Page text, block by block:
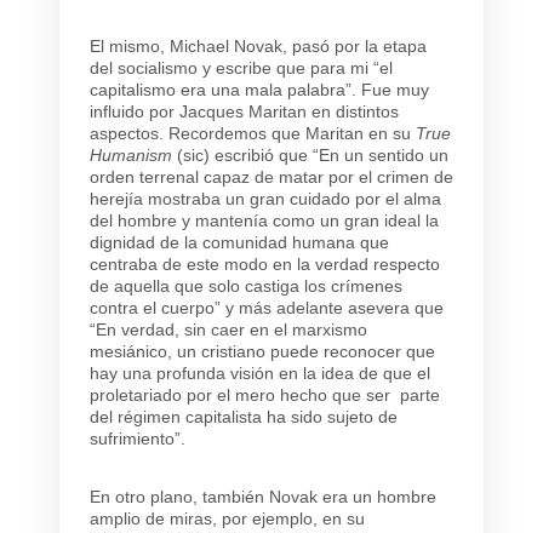
El mismo, Michael Novak, pasó por la etapa
del socialismo y escribe que para mi “el
capitalismo era una mala palabra”. Fue muy
influido por Jacques Maritan en distintos
aspectos. Recordemos que Maritan en su True
Humanism (sic) escribió que “En un sentido un
orden terrenal capaz de matar por el crimen de
herejía mostraba un gran cuidado por el alma
del hombre y mantenía como un gran ideal la
dignidad de la comunidad humana que
centraba de este modo en la verdad respecto
de aquella que solo castiga los crímenes
contra el cuerpo” y más adelante asevera que
“En verdad, sin caer en el marxismo
mesiánico, un cristiano puede reconocer que
hay una profunda visión en la idea de que el
proletariado por el mero hecho que ser parte
del régimen capitalista ha sido sujeto de
sufrimiento”.
En otro plano, también Novak era un hombre
amplio de miras, por ejemplo, en su